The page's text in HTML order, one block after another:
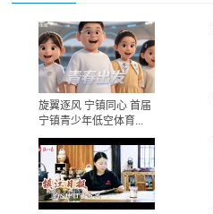
旋翼逐风 宁镇同心 首届
宁镇青少年低空体育...